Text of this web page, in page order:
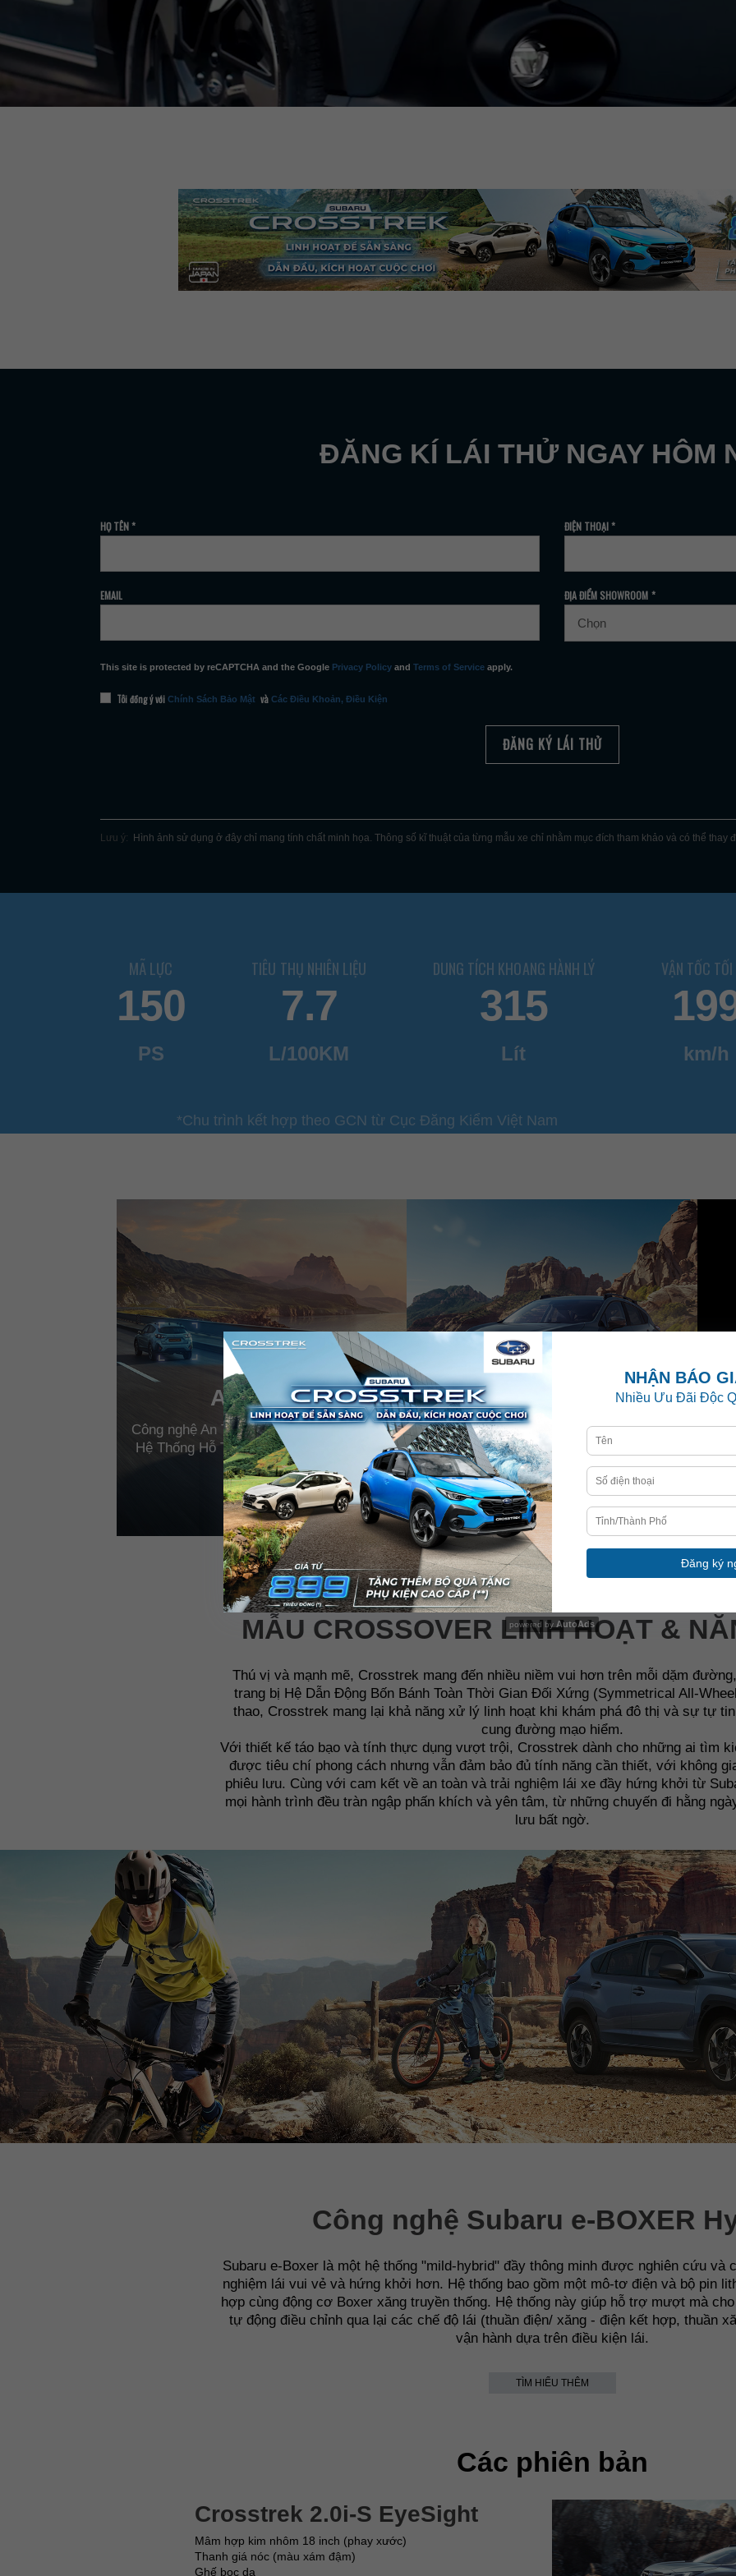
ĐĂNG KÍ LÁI THỬ NGAY HÔM
HỌ TÊN * ĐIỆN THOẠI *
EMAIL ĐỊA ĐIỂM SHOWROOM *
This site is protected by reCAPTCHA and the Google Privacy Policy and Terms of Service apply.
Tôi đồng ý với Chính Sách Bảo Mật và Các Điều Khoản, Điều Kiện
ĐĂNG KÝ LÁI THỬ
Lưu ý: Hình ảnh sử dụng ở đây chỉ mang tính chất minh họa. Thông số kĩ thuật của từng mẫu xe chỉ nhằm mục đích tham khảo và có thể thay
MÃ LỰC
150
PS
TIÊU THỤ NHIÊN LIỆU
7.7
L/100KM
DUNG TÍCH KHOANG HÀNH LÝ
315
Lít
VẬN TỐC
km/h
*Chu trình kết hợp theo GCN từ Cục Đăng Kiểm Việt Nam
AN TOÀN
Công nghệ An Toàn Toàn Diện Tiên Tiến và
Hệ Thống Hỗ Trợ Người Lái EyeSight cải
tiến
HIỆU SUẤT
Hệ Dẫn Động Bốn Bánh Toàn Thời Gian
(Symmetrical All-Wheel Drive) và Chế Độ X-
MODE mang đến khả năng xử lý tự tin trên
mọi điều kiện đường sá
Sự
MẪU CROSSOVER LINH HOẠT &
Thú vị và mạnh mẽ, Crosstrek mang đến nhiều niềm vui hơn trên mỗi dặm
trang bị Hệ Dẫn Động Bốn Bánh Toàn Thời Gian Đối Xứng (Symmetrical All-
thao, Crosstrek mang lại khả năng xử lý linh hoạt khi khám phá đô thị và sự tự
cung đường mạo hiểm.
Với thiết kế táo bạo và tính thực dụng vượt trội, Crosstrek dành cho những ai tìm
được tiêu chí phong cách nhưng vẫn đảm bảo đủ tính năng cần thiết, với không
phiêu lưu. Cùng với cam kết về an toàn và trải nghiệm lái xe đầy hứng khởi từ
mọi hành trình đều tràn ngập phấn khích và yên tâm, từ những chuyến đi hằng
lưu bất ngờ.
Công nghệ Subaru e-BOXER
Subaru e-Boxer là một hệ thống "mild-hybrid" đầy thông minh được nghiên cứu và
nghiệm lái vui vẻ và hứng khởi hơn. Hệ thống bao gồm một mô-tơ điện và bộ pin
hợp cùng động cơ Boxer xăng truyền thống. Hệ thống này giúp hỗ trợ mượt mà
tự động điều chỉnh qua lại các chế độ lái (thuần điện/ xăng - điện kết hợp, thuần
vận hành dựa trên điều kiện lái.
TÌM HIỂU THÊM
Các phiên bản
Crosstrek 2.0i-S EyeSight
Mâm hợp kim nhôm 18 inch (phay xước)
Thanh giá nóc (màu xám đậm)
Ghế bọc da